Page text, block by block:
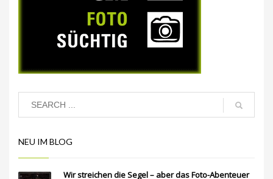
NEU IM BLOG
Wir streichen die Segel – aber das Foto-Abenteuer